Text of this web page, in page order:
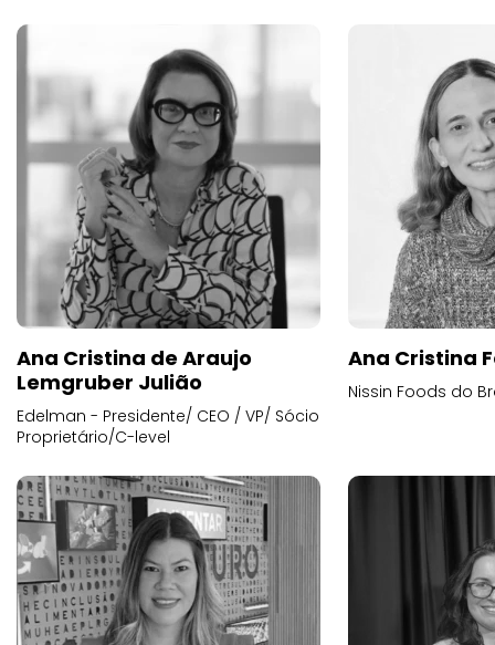
Ana Cristina de Araujo
Lemgruber Julião
Edelman - Presidente/ CEO / VP/ Sócio
Proprietário/C-level
Ana Cristina
Nissin Foods do